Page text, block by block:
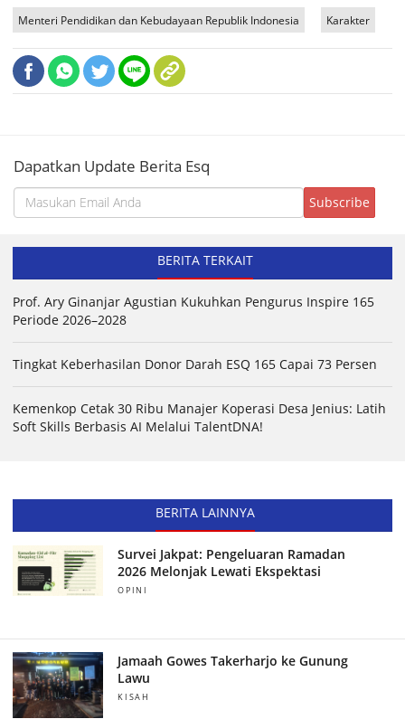
Menteri Pendidikan dan Kebudayaan Republik Indonesia Karakter
Dapatkan Update Berita Esq
BERITA TERKAIT
Prof. Ary Ginanjar Agustian Kukuhkan Pengurus Inspire 165
Periode 2026–2028
Tingkat Keberhasilan Donor Darah ESQ 165 Capai 73 Persen
Kemenkop Cetak 30 Ribu Manajer Koperasi Desa Jenius: Latih
Soft Skills Berbasis AI Melalui TalentDNA!
BERITA LAINNYA
Survei Jakpat: Pengeluaran Ramadan
2026 Melonjak Lewati Ekspektasi
OPINI
Jamaah Gowes Takerharjo ke Gunung
Lawu
KISAH